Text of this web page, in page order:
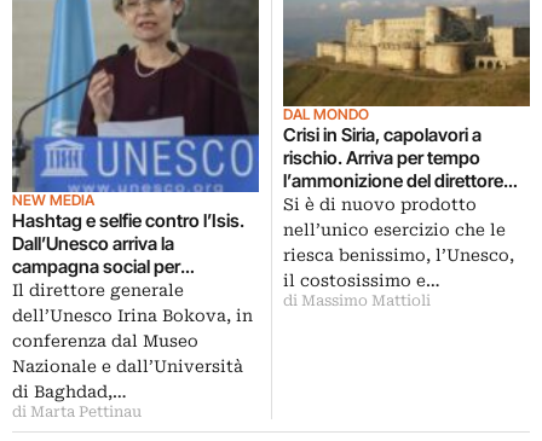
NEW MEDIA
Hashtag e selfie contro l’Isis.
Dall’Unesco arriva la
campagna social per
combattere le barbarie degli
estremisti islamisti a danno
della Storia
Il direttore generale
dell’Unesco Irina Bokova, in
conferenza dal Museo
Nazionale e dall’Università
di Baghdad,…
di Marta Pettinau
DAL MONDO
Crisi in Siria, capolavori a
rischio. Arriva per tempo
l’ammonizione del direttore
generale dell’Unesco: ma per
difendere Aleppo o Palmyra le
parole potrebbero non
bastare…
Si è di nuovo prodotto
nell’unico esercizio che le
riesca benissimo, l’Unesco,
il costosissimo e…
di Massimo Mattioli